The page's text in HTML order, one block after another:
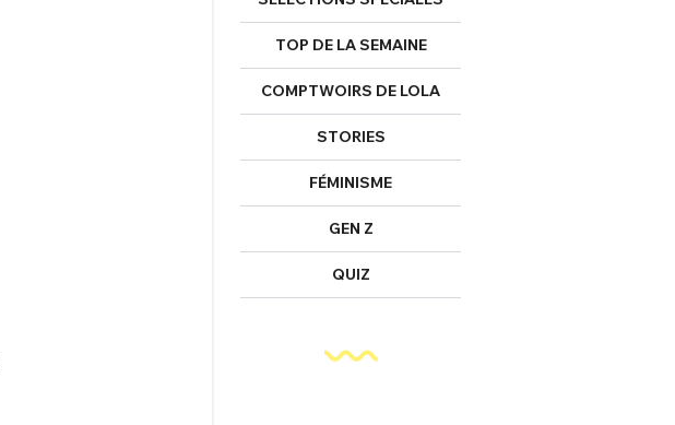
TOP DE LA SEMAINE
COMPTWOIRS DE LOLA
STORIES
FÉMINISME
GEN Z
QUIZ